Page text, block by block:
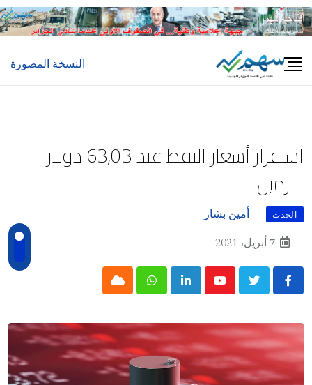
Skip
to
النسخة المصورة
استقرار أسعار النفط عند 63,03 دولار
للبرميل
الحدث
أمين بشار
7 أبريل، 2021
Youtube
LinkedIn
Whatsapp
Cloud